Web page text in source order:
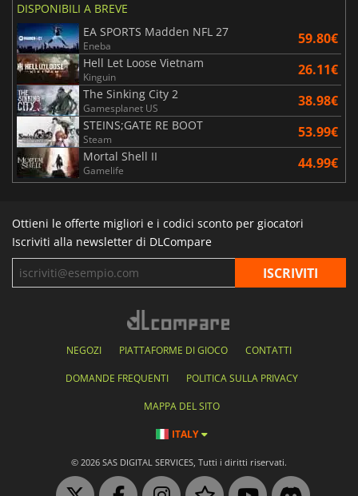
DISPONIBILI A BREVE
EA SPORTS Madden NFL 27
Eneba 59.80€
Hell Let Loose Vietnam
Kinguin 26.11€
The Sinking City 2
Gamesplanet US 38.98€
STEINS;GATE RE BOOT
Steam 53.99€
Mortal Shell II
Gamelife 44.99€
Ottieni le offerte migliori e i codici sconto per giocatori
Iscriviti alla newsletter di DLCompare
NEGOZI PIATTAFORME DI GIOCO CONTATTI
DOMANDE FREQUENTI POLITICA SULLA PRIVACY
MAPPA DEL SITO
ITALY
© 2026 SAS DIGITAL SERVICES, Tutti i diritti riservati.